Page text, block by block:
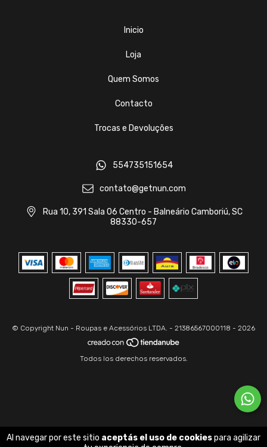
Al navegar por este sitio aceptás el uso de cookiespara agilizar
Inicio
Loja
Quem Somos
Contacto
Trocas e Devoluções
554735151654
contato@getnun.com
Rua 10, 391 Sala 06 Centro - Balneário Camboriú, SC
88330-657
© Copyright Nun - Roupas e Acessórios LTDA. - 21386567000118 - 2026
Todos los derechos reservados.